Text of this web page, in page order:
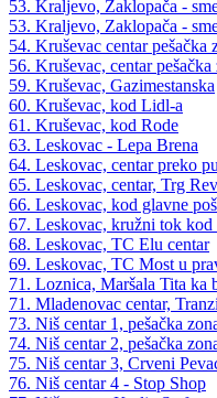
53. Kraljevo, Zaklopača -
53. Kraljevo, Zaklopača -
54. Kruševac centar pešačka
56. Kruševac, centar
59. Kruševac, Gazimestanska
60. Kruševac, kod Lidl-a
61. Kruševac, kod Rode
63. Leskovac - Lepa Brena
64. Leskovac, centar preko
65. Leskovac, centar, Trg
66. Leskovac, kod glavne
67. Leskovac, kružni tok kod
68. Leskovac, TC Elu centar
69. Leskovac, TC Most u
71. Loznica, Maršala Tita ka
71. Mladenovac centar,
73. Niš centar 1, pešačka
74. Niš centar 2, pešačka
75. Niš centar 3, Crveni
76. Niš centar 4 - Stop Shop